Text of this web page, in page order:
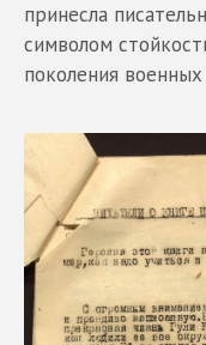
принесла
символом
поколения военных